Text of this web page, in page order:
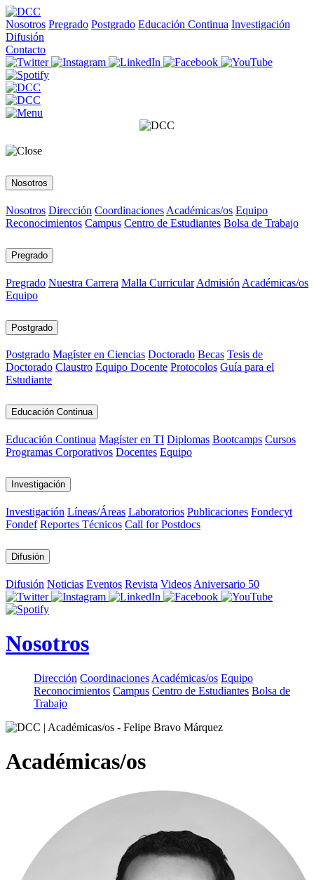
Nosotros Pregrado Postgrado Educación Continua Investigación
Difusión
Contacto
Nosotros
Nosotros Dirección Coordinaciones Académicas/os Equipo
Reconocimientos Campus Centro de Estudiantes Bolsa de Trabajo
Pregrado
Pregrado Nuestra Carrera Malla Curricular Admisión Académicas/os
Equipo
Postgrado
Postgrado Magíster en Ciencias Doctorado Becas Tesis de
Doctorado Claustro Equipo Docente Protocolos Guía para el
Estudiante
Educación Continua
Educación Continua Magíster en TI Diplomas Bootcamps Cursos
Programas Corporativos Docentes Equipo
Investigación
Investigación Líneas/Áreas Laboratorios Publicaciones Fondecyt
Fondef Reportes Técnicos Call for Postdocs
Difusión
Difusión Noticias Eventos Revista Videos Aniversario 50
Nosotros
Dirección Coordinaciones Académicas/os Equipo
Reconocimientos Campus Centro de Estudiantes Bolsa de
Trabajo
Académicas/os